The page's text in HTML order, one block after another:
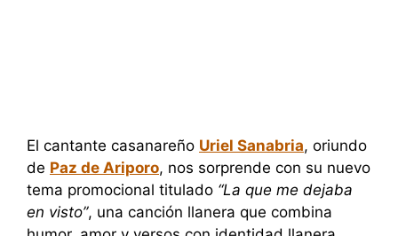
El cantante casanareño Uriel Sanabria, oriundo
de Paz de Ariporo, nos sorprende con su nuevo
tema promocional titulado “La que me dejaba
en visto”, una canción llanera que combina